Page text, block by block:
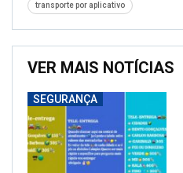
transporte por aplicativo
VER MAIS NOTÍCIAS
SEGURANÇA